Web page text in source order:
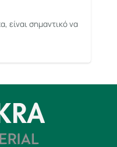
είναι σημαντικό να